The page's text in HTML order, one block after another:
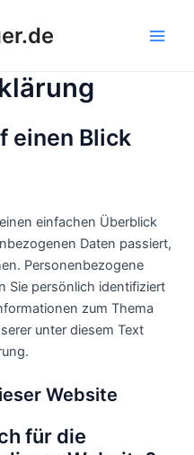
einen Blick
einfachen Überblick
Daten passiert,
Personenbezogene
Sie persönlich identifiziert
zum Thema
unter diesem Text
Website
für die